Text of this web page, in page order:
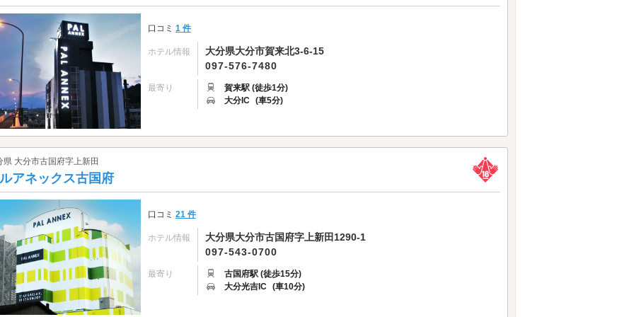
口コミ 1 件
ホテル情報
大分県大分市賀来北3-6-15
097-576-7480
最寄り
賀来駅 (徒歩1分)
大分IC (車5分)
県 大分市古国府字上新田
アネックス古国府
口コミ 21 件
ホテル情報
大分県大分市古国府字上新田1290-1
097-543-0700
最寄り
古国府駅 (徒歩15分)
大分光吉IC (車10分)